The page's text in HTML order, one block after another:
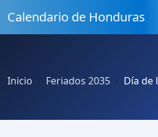
Calendario de Honduras
Inicio Feriados 2035 Día de